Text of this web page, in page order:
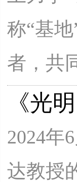
称“基
者，共
《光
2024年
达教授